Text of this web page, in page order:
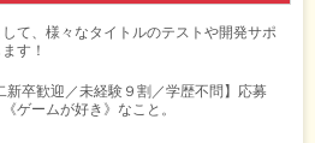
て、様々なタイトルのテストや開発サポ
す！
新卒歓迎／未経験９割／学歴不問】応募
ゲームが好き》なこと。